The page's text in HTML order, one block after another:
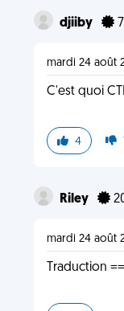
djiiby 7
mardi 24 août
C'est quoi
4
Riley
mardi 24 août
Traduction